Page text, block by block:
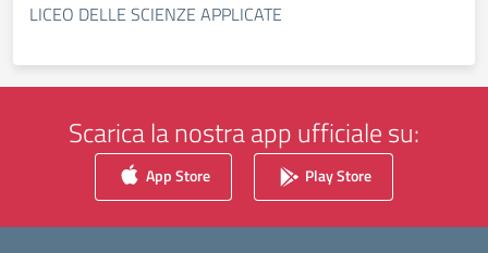
LICEO DELLE SCIENZE APPLICATE
Scarica la nostra app ufficiale su:
App Store Play Store